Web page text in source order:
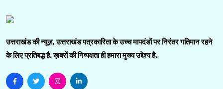
उत्तराखंड की न्यूज़, उत्तराखंड पत्रकारिता के उच्च मापदंडों पर निरंतर गतिमान रहने
के लिए प्रतिबद्ध है. ख़बरों की निष्पक्षता ही हमारा मुख्य उद्देश्य है.